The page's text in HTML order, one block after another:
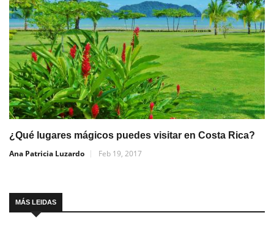
¿Qué lugares mágicos puedes visitar en Costa Rica?
Ana Patricia Luzardo
Feb 19, 2017
MÁS LEIDAS